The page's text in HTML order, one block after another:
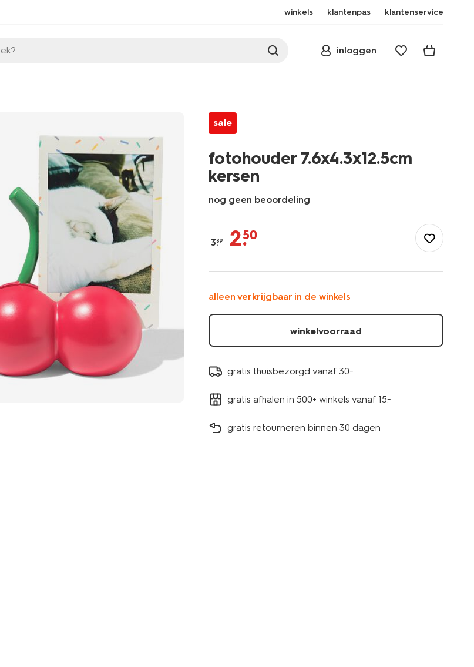
winkels klantenpas klantenservice
inloggen
sale
fotohouder 7.6x4.3x12.5cm
kersen
nog geen beoordeling
7.6x4.3x12.5cm-
3.89 2.
50
alleen verkrijgbaar in de winkels
winkelvoorraad
gratis thuisbezorgd vanaf 30.-
gratis afhalen in 500+ winkels vanaf 15.-
gratis retourneren binnen 30 dagen